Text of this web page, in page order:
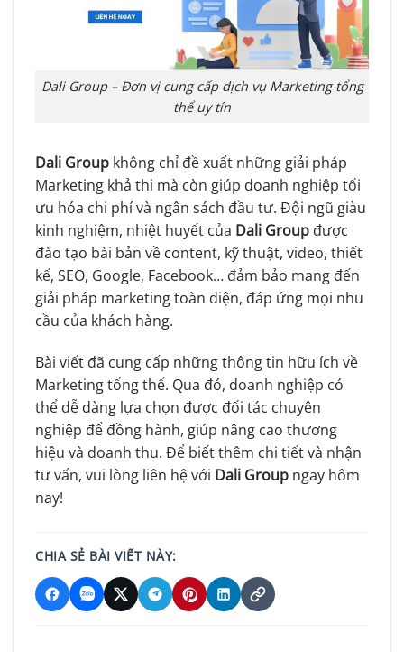
Dali Group – Đơn vị cung cấp dịch vụ Marketing tổng
thể uy tín
Dali Group không chỉ đề xuất những giải pháp
Marketing khả thi mà còn giúp doanh nghiệp tối
ưu hóa chi phí và ngân sách đầu tư. Đội ngũ giàu
kinh nghiệm, nhiệt huyết của Dali Group được
đào tạo bài bản về content, kỹ thuật, video, thiết
kế, SEO, Google, Facebook… đảm bảo mang đến
giải pháp marketing toàn diện, đáp ứng mọi nhu
cầu của khách hàng.
Bài viết đã cung cấp những thông tin hữu ích về
Marketing tổng thể. Qua đó, doanh nghiệp có
thể dễ dàng lựa chọn được đối tác chuyên
nghiệp để đồng hành, giúp nâng cao thương
hiệu và doanh thu. Để biết thêm chi tiết và nhận
tư vấn, vui lòng liên hệ với Dali Group ngay hôm
nay!
CHIA SẺ BÀI VIẾT NÀY: